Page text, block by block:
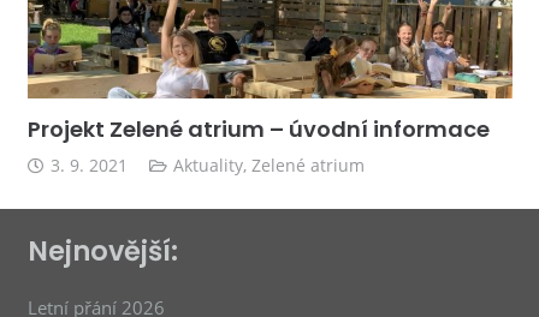
Projekt Zelené atrium – úvodní informace
3. 9. 2021 Aktuality,Zelené atrium
Nejnovější:
Letní přání 2026